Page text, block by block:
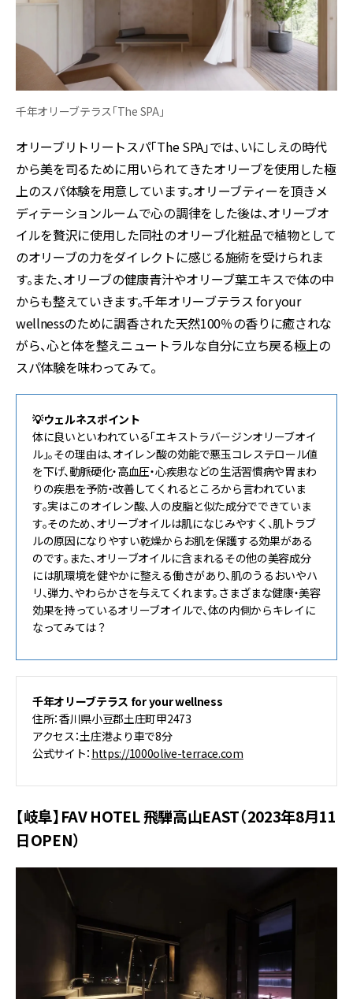
千年オリーブテラス「The SPA」
オリーブリトリートスパ「The SPA」では、いにしえの時代
から美を司るために用いられてきたオリーブを使用した極
上のスパ体験を用意しています。オリーブティーを頂きメ
ディテーションルームで心の調律をした後は、オリーブオ
イルを贅沢に使用した同社のオリーブ化粧品で植物として
のオリーブの力をダイレクトに感じる施術を受けられま
す。また、オリーブの健康青汁やオリーブ葉エキスで体の中
からも整えていきます。千年オリーブテラス for your
wellnessのために調香された天然100％の香りに癒されな
がら、心と体を整えニュートラルな自分に立ち戻る極上の
スパ体験を味わってみて。
💡ウェルネスポイント
体に良いといわれている「エキストラバージンオリーブオイ
ル」。その理由は、オイレン酸の効能で悪玉コレステロール値
を下げ、動脈硬化・高血圧・心疾患などの生活習慣病や胃まわ
りの疾患を予防・改善してくれるところから言われていま
す。実はこのオイレン酸、人の皮脂と似た成分でできていま
す。そのため、オリーブオイルは肌になじみやすく、肌トラブ
ルの原因になりやすい乾燥からお肌を保護する効果がある
のです。また、オリーブオイルに含まれるその他の美容成分
には肌環境を健やかに整える働きがあり、肌のうるおいやハ
リ、弾力、やわらかさを与えてくれます。さまざまな健康・美容
効果を持っているオリーブオイルで、体の内側からキレイに
なってみては？
千年オリーブテラス for your wellness
住所：香川県小豆郡土庄町甲2473
アクセス：土庄港より車で8分
公式サイト： https://1000olive-terrace.com
【岐阜】FAV HOTEL 飛騨高山EAST（2023年8月11
日OPEN）